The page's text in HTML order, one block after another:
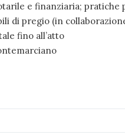
e finanziaria; pratiche
di pregio (in
fino all’atto